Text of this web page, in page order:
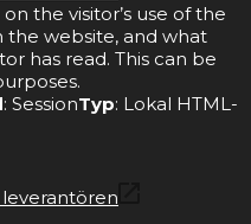
the visitor’s use of the
website, and what
has read. This can be
: SessionTyp: Lokal HTML-